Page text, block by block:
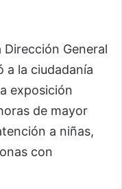
General
a la ciudadanía
exposición
de mayor
a niñas,
con